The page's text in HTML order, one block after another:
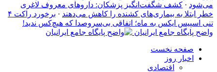
می‌شود · کشف شگفت‌انگیز پزشکان: داروهای معروف لاغری
خطر ابتلا به بیماری‌های کشنده را کاهش می‌دهند ·
برخورد راکت ۴
تنی اسپیس ایکس به ماه؛ اتفاقی بی‌سروصدا که هیچ‌کس ندید!
واضح پایگاه جامع ایرانیان
صفحه نخست
اخبار روز
اقتصادی